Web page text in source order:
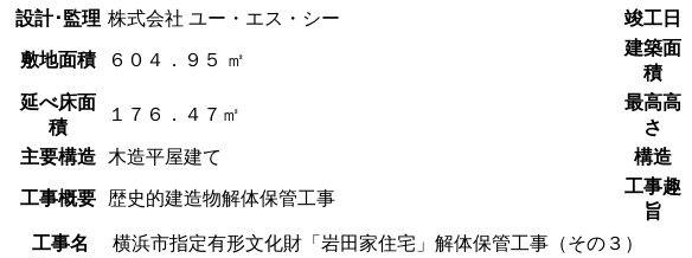
設計･監理 株式会社 ユー・エス・シー 竣工日
敷地面積 ６０４．９５ ㎡
建築面
積
延べ床面
積
１７６．４７㎡
最高高
さ
主要構造 木造平屋建て 構造
工事概要 歴史的建造物解体保管工事
工事趣
旨
工事名
横浜市指定有形文化財「岩田家住宅」解体保管工事（その３）